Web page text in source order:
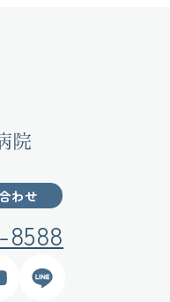
わせ
LINE